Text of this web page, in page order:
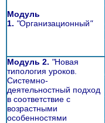
Модуль
1. "Организационный"
Модуль 2. "Новая
типология уроков.
Системно-
деятельностный подход
в соответствие с
возрастными
особенностями